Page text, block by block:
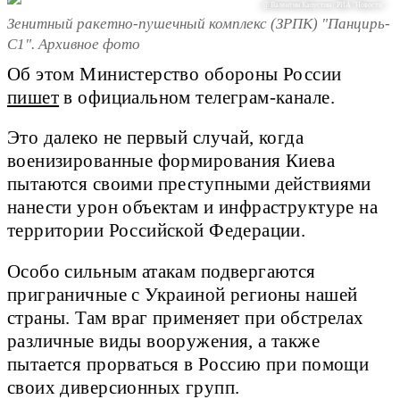
@ Валентин Капустин / РИА "Новости"
Зенитный ракетно-пушечный комплекс (ЗРПК) "Панцирь-
С1". Архивное фото
Об этом Министерство обороны России
пишет в официальном телеграм-канале.
Это далеко не первый случай, когда
военизированные формирования Киева
пытаются своими преступными действиями
нанести урон объектам и инфраструктуре на
территории Российской Федерации.
Особо сильным атакам подвергаются
приграничные с Украиной регионы нашей
страны. Там враг применяет при обстрелах
различные виды вооружения, а также
пытается прорваться в Россию при помощи
своих диверсионных групп.